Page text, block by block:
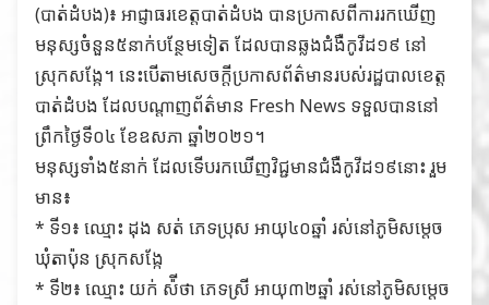
(បាត់ដំបង)៖ អាជ្ញាធរខេត្តបាត់ដំបង បានប្រកាសពីការរកឃើញ
មនុស្សចំនួន៥នាក់បន្ថែមទៀត ដែលបានឆ្លងជំងឺកូវីដ១៩ នៅ
ស្រុកសង្កែ។ នេះបើតាមសេចក្ដីប្រកាសព័ត៌មានរបស់រដ្ឋបាលខេត្ត
បាត់ដំបង ដែលបណ្ដាញព័ត៌មាន Fresh News ទទួលបាននៅ
ព្រឹកថ្ងៃទី០៤ ខែឧសភា ឆ្នាំ២០២១។
មនុស្សទាំង៥នាក់ ដែលទើបរកឃើញវិជ្ជមានជំងឺកូវីដ១៩នោះ រួម
មាន៖
* ទី១៖ ឈ្មោះ ដុង សត់ ភេទប្រុស អាយុ៤០ឆ្នាំ រស់នៅភូមិសម្ដេច
ឃុំតាប៉ុន ស្រុកសង្កែ
* ទី២៖ ឈ្មោះ យក់ ស៉ីថា ភេទស្រី អាយុ៣២ឆ្នាំ រស់នៅភូមិសម្ដេច